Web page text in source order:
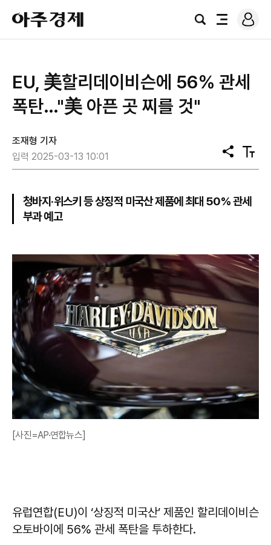
아
주
경
검
전
로
그
EU, 美할리데이비슨에 56％ 관세
폭탄…"美 아픈 곳 찌를 것"
조재형 기자
입력 2025-03-13 10:01
공
유
텍
스
기
청바지·위스키 등 상징적 미국산 제품에 최대 50% 관세
부과 예고
[사진=AP·연합뉴스]
유럽연합(EU)이 ‘상징적 미국산’ 제품인 할리데이비슨
오토바이에 56% 관세 폭탄을 투하한다.